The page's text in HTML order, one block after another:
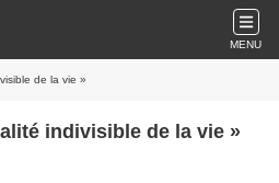
MENU
de la vie »
indivisible de la vie »